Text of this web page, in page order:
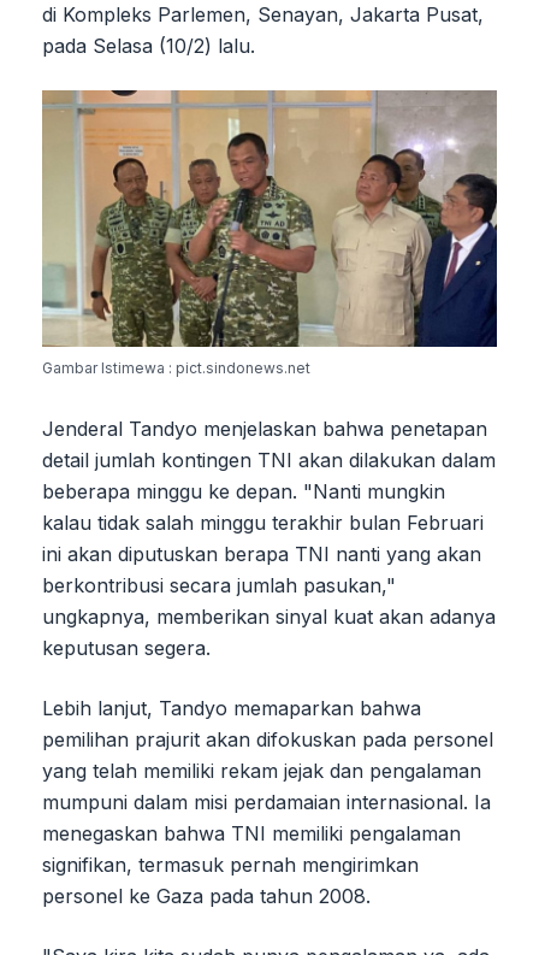
di Kompleks Parlemen, Senayan, Jakarta Pusat,
pada Selasa (10/2) lalu.
Gambar Istimewa : pict.sindonews.net
Jenderal Tandyo menjelaskan bahwa penetapan
detail jumlah kontingen TNI akan dilakukan dalam
beberapa minggu ke depan. "Nanti mungkin
kalau tidak salah minggu terakhir bulan Februari
ini akan diputuskan berapa TNI nanti yang akan
berkontribusi secara jumlah pasukan,"
ungkapnya, memberikan sinyal kuat akan adanya
keputusan segera.
Lebih lanjut, Tandyo memaparkan bahwa
pemilihan prajurit akan difokuskan pada personel
yang telah memiliki rekam jejak dan pengalaman
mumpuni dalam misi perdamaian internasional. Ia
menegaskan bahwa TNI memiliki pengalaman
signifikan, termasuk pernah mengirimkan
personel ke Gaza pada tahun 2008.